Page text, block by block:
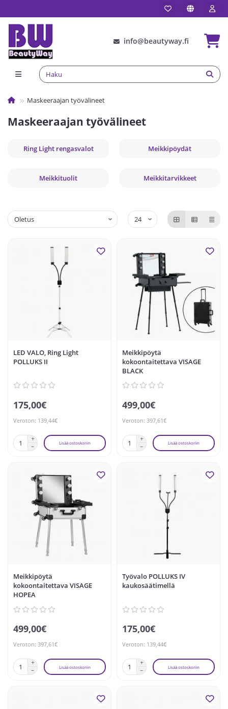
info@beautyway.fi
Maskeeraajan työvälineet
Maskeeraajan työvälineet
Ring Light rengasvalot Meikkipöydät
Meikkituolit Meikkitarvikkeet
LED VALO, Ring Light
POLLUKS II
175,00€
Veroton: 139,44€
Lisää ostoskoriin
Meikkipöytä
kokoontaitettava VISAGE
BLACK
499,00€
Veroton: 397,61€
Lisää ostoskoriin
Meikkipöytä
kokoontaitettava VISAGE
HOPEA
499,00€
Veroton: 397,61€
Lisää ostoskoriin
Työvalo POLLUKS IV
kaukosäätimellä
175,00€
Veroton: 139,44€
Lisää ostoskoriin